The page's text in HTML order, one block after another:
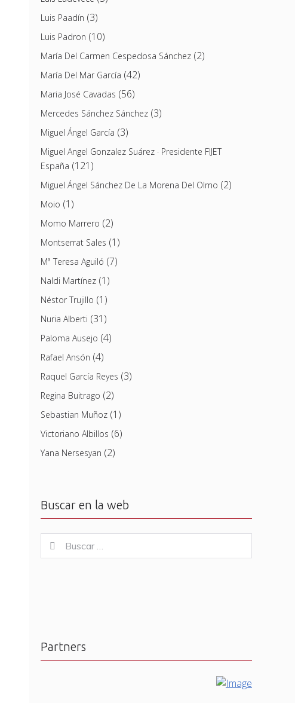
Luis Paadín (3)
Luis Padron (10)
María Del Carmen Cespedosa Sánchez(2)
María Del Mar García (42)
Maria José Cavadas (56)
Mercedes Sánchez Sánchez(3)
Miguel Ángel García (3)
Miguel Angel Gonzalez Suárez · Presidente FIJET
España (121)
Miguel Ángel Sánchez De La Morena Del Olmo (2)
Moio (1)
Momo Marrero (2)
Montserrat Sales (1)
Mª Teresa Aguiló (7)
Naldi Martínez(1)
Néstor Trujillo (1)
Nuria Alberti (31)
Paloma Ausejo (4)
Rafael Ansón (4)
Raquel García Reyes (3)
Regina Buitrago (2)
Sebastian Muñoz(1)
Victoriano Albillos (6)
Yana Nersesyan (2)
Buscar en la web
for:
Buscar
Partners